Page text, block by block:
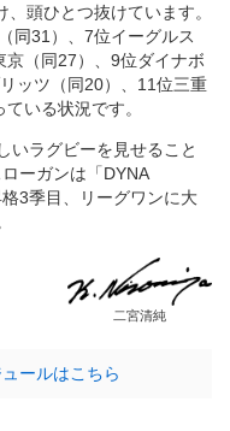
頭ひとつ抜けています。
同31）、7位イーグルス
京（同27）、9位ダイナボ
ッツ（同20）、11位三重
いる状況です。
いラグビーを見せること
ーガンは「DYNA
3季目、リーグワンに大
二宮清純
ールはこちら